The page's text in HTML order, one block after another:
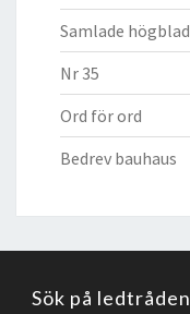
Samlade högblad
Nr 35
Ord för ord
Bedrev bauhaus
Sök på ledtråden